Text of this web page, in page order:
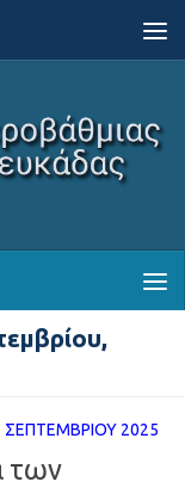
ΣΕΠΤΕΜΒΡΊΟΥ 2025
των